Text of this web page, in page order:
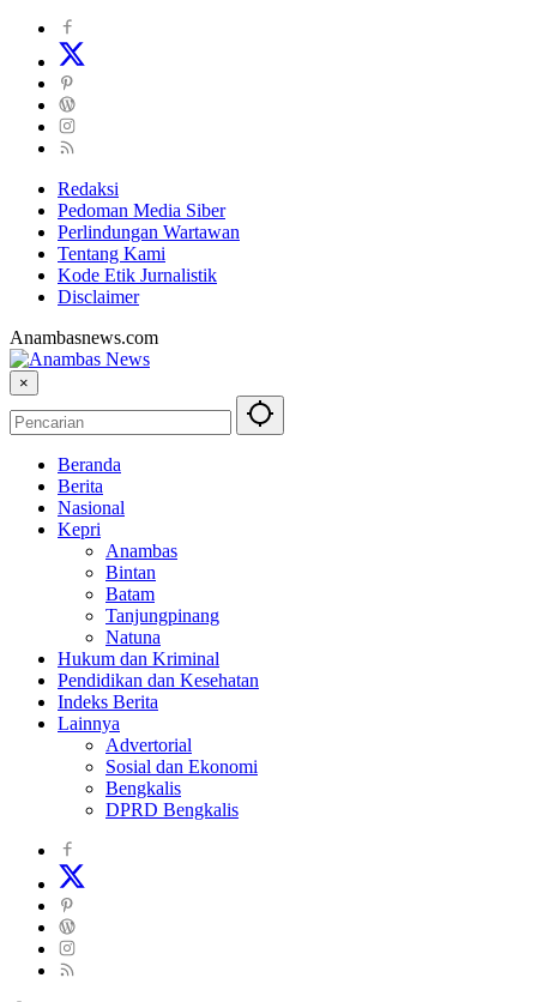
Redaksi
Pedoman Media Siber
Perlindungan Wartawan
Tentang Kami
Kode Etik Jurnalistik
Disclaimer
Anambasnews.com
×
Beranda
Berita
Nasional
Kepri
Anambas
Bintan
Batam
Tanjungpinang
Natuna
Hukum dan Kriminal
Pendidikan dan Kesehatan
Indeks Berita
Lainnya
Advertorial
Sosial dan Ekonomi
Bengkalis
DPRD Bengkalis